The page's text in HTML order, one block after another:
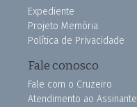
Expediente
Projeto Memória
Política de Privacidade
Fale conosco
Fale com o Cruzeiro
Atendimento ao Assinante